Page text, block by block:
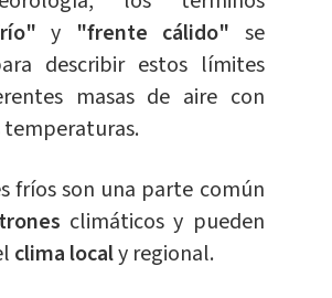
y "frente cálido" se
describir estos límites
masas de aire con
fríos son una parte común
climáticos y pueden
clima localy regional.